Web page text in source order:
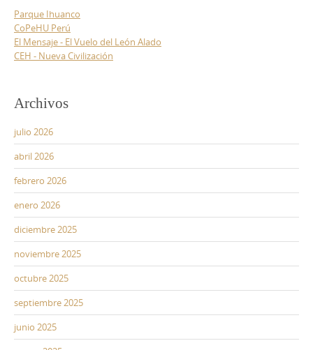
Parque Ihuanco
CoPeHU Perú
El Mensaje - El Vuelo del León Alado
CEH - Nueva Civilización
Archivos
julio 2026
abril 2026
febrero 2026
enero 2026
diciembre 2025
noviembre 2025
octubre 2025
septiembre 2025
junio 2025